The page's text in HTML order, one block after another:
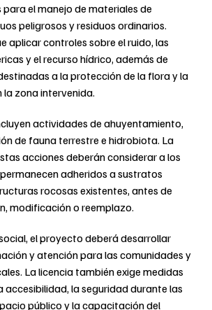
el manejo de materiales de
peligrosos y residuos ordinarios.
aplicar controles sobre el ruido, las
y el recurso hídrico, además de
a la protección de la flora y la
la zona intervenida.
actividades de ahuyentamiento,
de fauna terrestre e hidrobiota. La
acciones deberán considerar a los
adheridos a sustratos
rocosas existentes, antes de
modificación o reemplazo.
el proyecto deberá desarrollar
y atención para las comunidades y
La licencia también exige medidas
accesibilidad, la seguridad durante las
público y la capacitación del